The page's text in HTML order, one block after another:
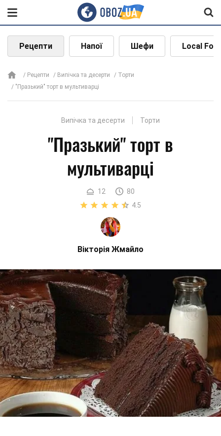
Рецепти Напої Шефи Local
Рецепти Випічка та десерти
Торти
"Празький" торт в мультиварці
Випічка та десерти Торти
"Празький" торт в
мультиварці
12
80
4.5
Вікторія Жмайло